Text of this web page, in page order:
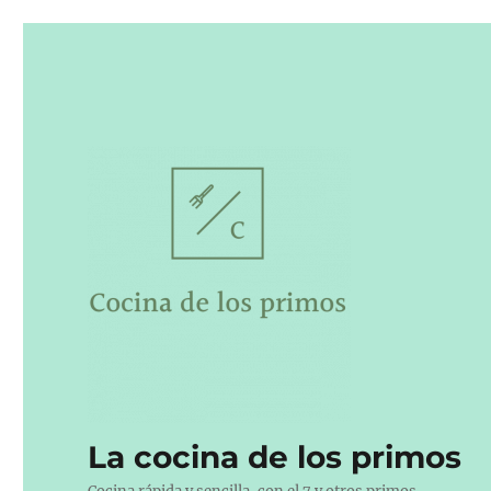
La cocina de los primos